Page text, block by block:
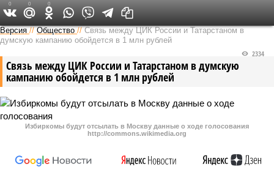
Версия в Татарстане
Версия //Общество //Связь между ЦИК России и Татарстаном в
думскую кампанию обойдется в 1 млн рублей
Связь между ЦИК России и Татарстаном в думскую
кампанию обойдется в 1 млн рублей
2334
Избиркомы будут отсылать в Москву данные о ходе голосования
http://commons.wikimedia.org
0 0 0